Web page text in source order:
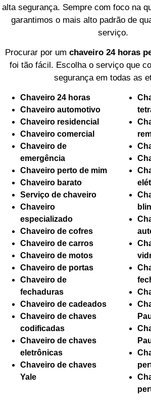
alta segurança. Sempre com foco na
garantimos o mais alto padrão de
serviço.
Procurar por um chaveiro 24 horas
foi tão fácil. Escolha o serviço que
segurança em todas as
Chaveiro 24 horas
Chaveiro automotivo
Chaveiro residencial
Chaveiro comercial
Chaveiro de
emergência
Chaveiro perto de mim
Chaveiro barato
Serviço de chaveiro
Chaveiro
especializado
Chaveiro de cofres
Chaveiro de carros
Chaveiro de motos
Chaveiro de portas
Chaveiro de
fechaduras
Chaveiro de cadeados
Chaveiro de chaves
codificadas
Chaveiro de chaves
eletrônicas
Chaveiro de chaves
Yale